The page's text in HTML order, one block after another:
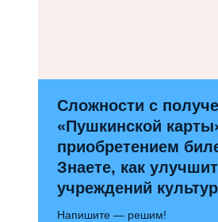
Сложности с
«Пушкинской
приобретением
Знаете, как
учреждений
Напишите — решим!